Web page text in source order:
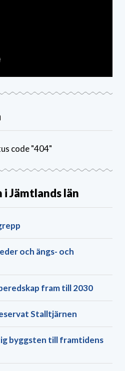
code "404"
Jämtlands län
och ängs- och
fram till 2030
Stalltjärnen
byggsten till framtidens